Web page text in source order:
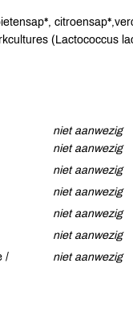
(Lactococcus
niet aanwezig
niet aanwezig
niet aanwezig
niet aanwezig
niet aanwezig
niet aanwezig
/
niet aanwezig